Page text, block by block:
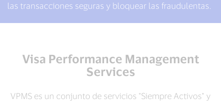
las transacciones seguras y bloquear las fraudulentas.
Visa Performance Management
Services
VPMS es un conjunto de servicios "Siempre Activos" y